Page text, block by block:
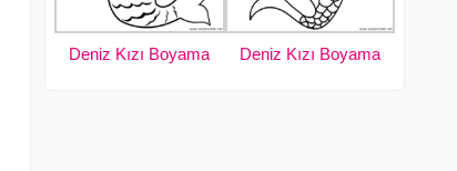
Deniz Kızı Boyama Deniz Kızı Boyama